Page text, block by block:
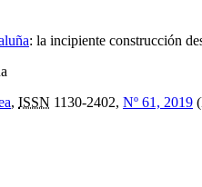
: la incipiente construcción
, ISSN 1130-2402, Nº 61, 2019